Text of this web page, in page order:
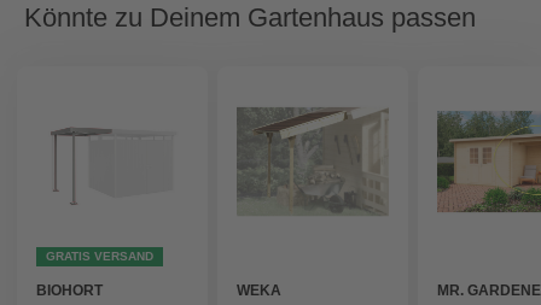
Könnte zu Deinem Gartenhaus passen
GRATIS VERSAND
BIOHORT
WEKA
MR.